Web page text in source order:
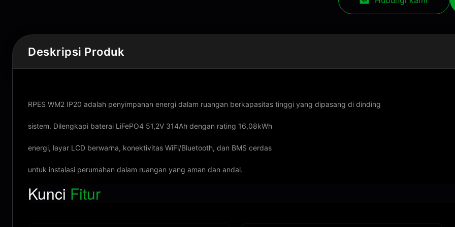
Deskripsi Produk
RPES WM2 IP20 adalah penyimpanan energi dalam ruangan berkapasitas tinggi yang dipasang di dinding
sistem. Dilengkapi baterai LiFePO4 51,2V 314Ah dengan rating 16,08kWh
energi, layar LCD berwarna, konektivitas WiFi/Bluetooth, dan BMS cerdas
untuk instalasi perumahan dalam ruangan yang aman dan andal.
Kunci Fitur